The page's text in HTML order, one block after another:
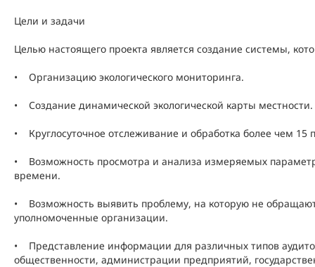
Цели и задачи
Целью настоящего проекта является создание системы,
• Организацию экологического мониторинга.
• Создание динамической экологической карты местности.
• Круглосуточное отслеживание и обработка более чем
• Возможность просмотра и анализа измеряемых
времени.
• Возможность выявить проблему, на которую не
уполномоченные организации.
• Представление информации для различных типов
общественности, администрации предприятий,